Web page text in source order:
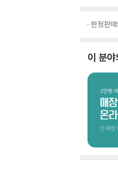
한정판
이 분